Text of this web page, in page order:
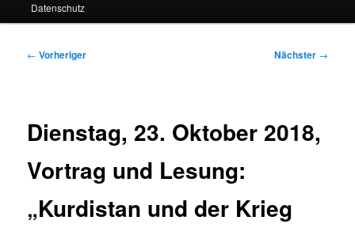
Datenschutz
Beitragsnavigation
← Vorheriger Nächster →
Dienstag, 23. Oktober 2018,
Vortrag und Lesung:
„Kurdistan und der Krieg